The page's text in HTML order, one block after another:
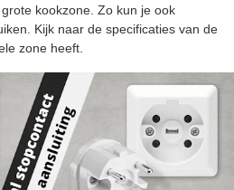
kookzone. Zo kun je ook
Kijk naar de specificaties van de
zone heeft.